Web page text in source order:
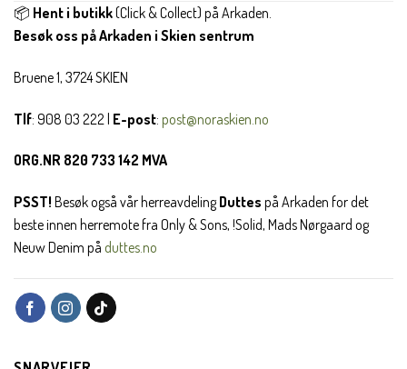
📦 Hent i butikk(Click & Collect) på Arkaden.
Besøk oss på Arkaden i Skien sentrum
Bruene 1, 3724 SKIEN
Tlf: 908 03 222 | E-post: post@noraskien.no
ORG.NR 820 733 142 MVA
PSST! Besøk også vår herreavdelingDuttes på Arkaden for det
beste innen herremote fra Only & Sons, !Solid, Mads Nørgaard og
Neuw Denim på duttes.no